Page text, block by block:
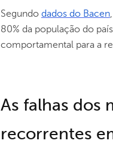
Segundo dados do Bacen
80% da população do
comportamental para a
As falhas dos
recorrentes